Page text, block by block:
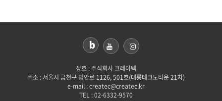
상호 : 주식회사 크레아텍
주소 : 서울시 금천구 범안로 1126, 501호(대륭테크노타운 21차)
e-mail : createc@createc.kr
TEL : 02-6332-9570